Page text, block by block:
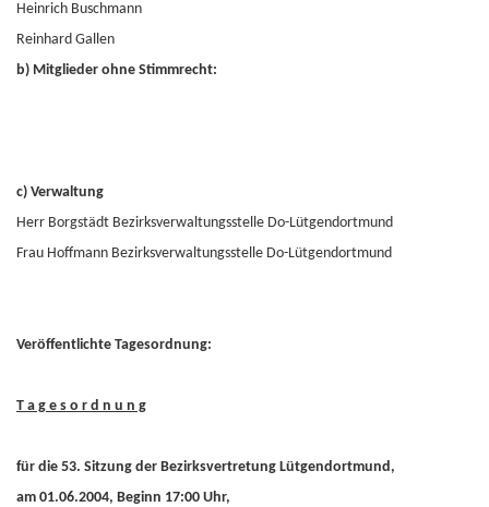
Heinrich Buschmann
Reinhard Gallen
b) Mitglieder ohne Stimmrecht:
c) Verwaltung
Herr Borgstädt Bezirksverwaltungsstelle Do-Lütgendortmund
Frau Hoffmann Bezirksverwaltungsstelle Do-Lütgendortmund
Veröffentlichte Tagesordnung:
T a g e s o r d n u n g
für die 53. Sitzung der Bezirksvertretung Lütgendortmund,
am 01.06.2004, Beginn 17:00 Uhr,